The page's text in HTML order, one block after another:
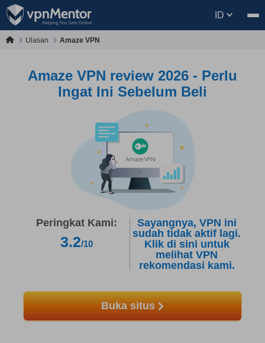
ID
Ulasan Amaze VPN
Amaze VPN review 2026 - Perlu
Ingat Ini Sebelum Beli
Peringkat Kami:
3.2/10
Sayangnya, VPN ini
sudah tidak aktif lagi.
Klik di sini untuk
melihat VPN
rekomendasi kami.
Buka situs